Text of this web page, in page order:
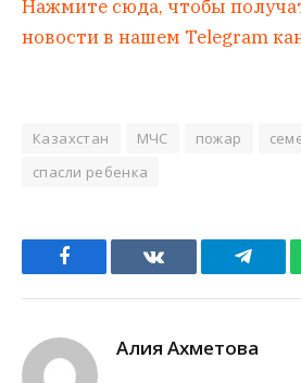
Нажмите сюда, чтобы
новости в нашем Telegram
Казахстан МЧС пожар
спасли ребенка
Facebook VKontakte
Алия Ахметова